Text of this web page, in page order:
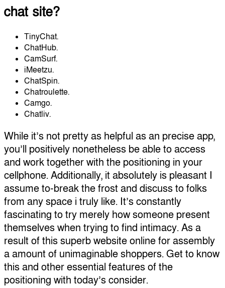
chat site?
TinyChat.
ChatHub.
CamSurf.
iMeetzu.
ChatSpin.
Chatroulette.
Camgo.
Chatliv.
While it’s not pretty as helpful as an precise app,
you’ll positively nonetheless be able to access
and work together with the positioning in your
cellphone. Additionally, it absolutely is pleasant I
assume to-break the frost and discuss to folks
from any space i truly like. It’s constantly
fascinating to try merely how someone present
themselves when trying to find intimacy. As a
result of this superb website online for assembly
a amount of unimaginable shoppers. Get to know
this and other essential features of the
positioning with today’s consider.